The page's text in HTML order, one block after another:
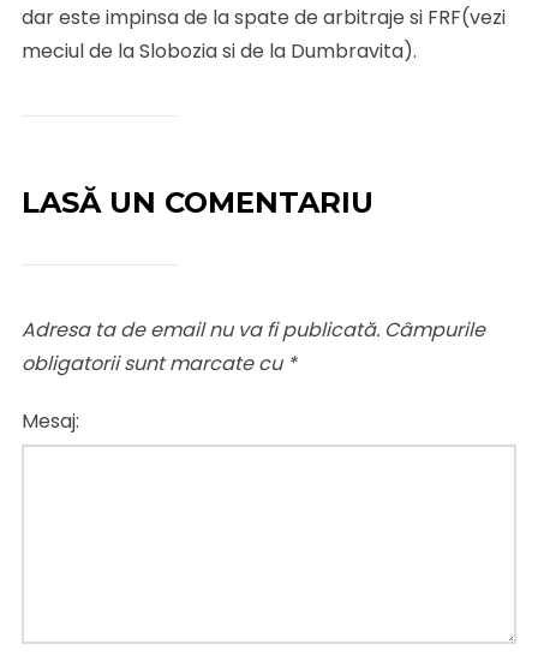
dar este impinsa de la spate de arbitraje si FRF(vezi
meciul de la Slobozia si de la Dumbravita).
LASĂ UN COMENTARIU
Adresa ta de email nu va fi publicată. Câmpurile
obligatorii sunt marcate cu *
Mesaj: